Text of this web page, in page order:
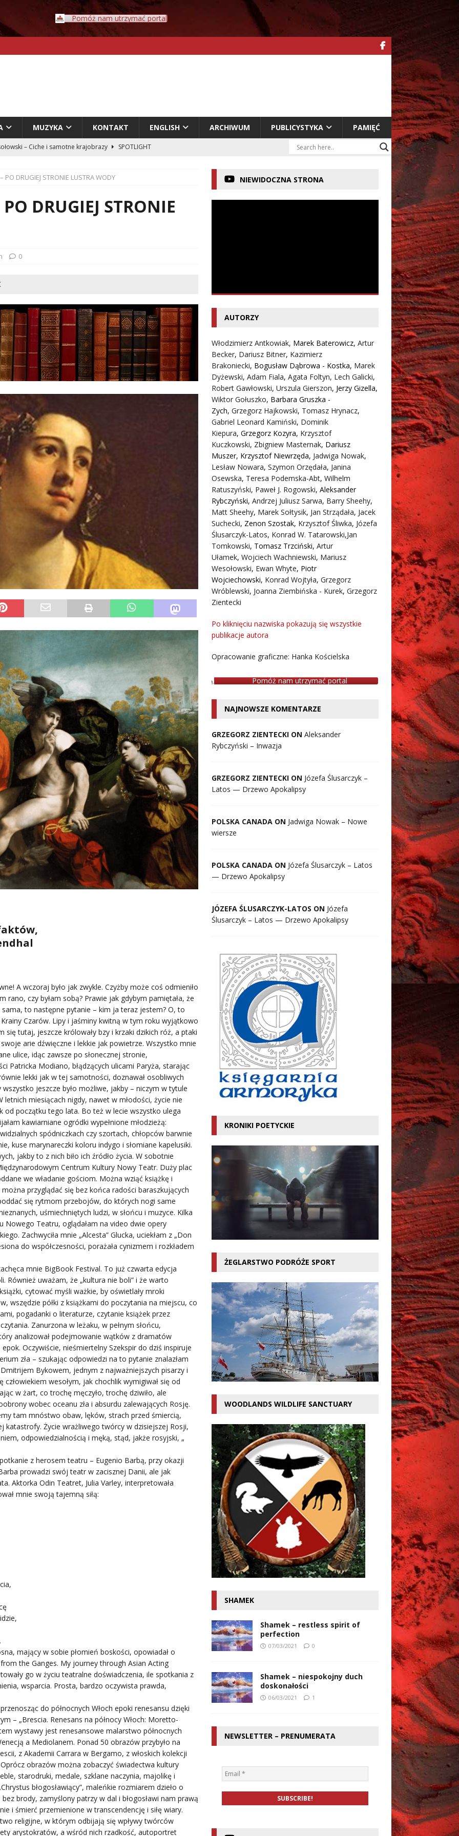
Pomóż nam utrzymać portal
MUZYKA KONTAKT ENGLISH ARCHIWUM PUBLICYSTYKA PAMIĘĆ
– Ciche i samotne krajobrazy
SPOTLIGHT
– Przyklejeni odklejeni.
LITERATURA
– Człowiek w świecie rozpadających się znaczeń
DRUGIEJ STRONIE LUSTRA WODY
DRUGIEJ STRONIE
0
A wczoraj było jak zwykle. Czyżby może coś odmieniło
rano, czy byłam sobą? Prawie jak gdybym pamiętała, że
to następne pytanie – kim ja teraz jestem? O, to
Czarów. Lipy i jaśminy kwitną w tym roku wyjątkowo
się tutaj, jeszcze królowały bzy i krzaki dzikich róż, a ptaki
arie dźwięczne i lekkie jak powietrze. Wszystko mnie
ulice, idąc zawsze po słonecznej stronie,
Patricka Modiano, błądzących ulicami Paryża, starając
lekki jak w tej samotności, doznawał osobliwych
jeszcze było możliwe, jakby – niczym w tytule
miesiącach nigdy, nawet w młodości, życie nie
od początku tego lata. Bo też w lecie wszystko ulega
kawiarniane ogródki wypełnione młodzieżą:
spódniczkach czy szortach, chłopców barwnie
kuse marynareczki koloru indygo i słomiane kapelusiki.
jakby to z nich biło ich źródło życia. W sobotnie
Centrum Kultury Nowy Teatr. Duży plac
we władanie gościom. Można wziąć książkę i
przyglądać się bez końca radości baraszkujących
się rytmom przebojów, do których nogi same
uśmiechniętych ludzi, w słońcu i muzyce. Kilka
Nowego Teatru, oglądałam na video dwie opery
Zachwyciła mnie „Alcesta” Glucka, uciekłam z „Don
do współczesności, porażała cynizmem i rozkładem
mnie BigBook Festival. To już czwarta edycja
Również uważam, że „kultura nie boli” i że warto
cytować myśli ważkie, by oświetlały mroki
wszędzie półki z książkami do poczytania na miejscu, co
pogadanki o literaturze, czytanie książek przez
Zanurzona w leżaku, w pełnym słońcu,
analizował podejmowanie wątków z dramatów
Oczywiście, nieśmiertelny Szekspir do dziś inspiruje
zła – szukając odpowiedzi na to pytanie znalazłam
Bykowem, jednym z najważniejszych pisarzy i
wesołym, jak chochlik wymigiwał się od
w żart, co trochę męczyło, trochę dziwiło, ale
wobec oceanu zła i absurdu zalewających Rosję.
tam mnóstwo obaw, lęków, strach przed śmiercią,
katastrofy. Życie wrażliwego twórcy w dzisiejszej Rosji,
odpowiedzialnością i męką, stąd, jakże rosyjski, „
z herosem teatru – Eugenio Barbą, przy okazji
prowadzi swój teatr w zacisznej Danii, ale jak
Aktorka Odin Teatret, Julia Varley, interpretowała
mnie swoją tajemną siłą:
mający w sobie płomień boskości, opowiadał o
the Ganges. My journey through Asian Acting
go w życiu teatralne doświadczenia, ile spotkania z
wsparcia. Prosta, bardzo oczywista prawda,
do północnych Włoch epoki renesansu dzięki
– „Brescia. Renesans na północy Włoch: Moretto-
wystawy jest renesansowe malarstwo północnych
a Mediolanem. Ponad 50 obrazów przybyło na
z Akademii Carrara w Bergamo, z włoskich kolekcji
obrazów można zobaczyć świadectwa kultury
starodruki, medale, szklane naczynia, majolikę i
błogosławiący”, maleńkie rozmiarem dzieło o
brody, zamyślony patrzy w dal i błogosławi nam prawą
i śmierć przemienione w transcendencję i siłę wiary.
religijne, w którym odbijają się wpływy twórców
arystokratów, a wśród nich rzadkość, autoportret
NIEWIDOCZNA STRONA
AUTORZY
Włodzimierz Antkowiak, Marek Baterowicz, Artur
Becker, Dariusz Bitner, Kazimierz
Brakoniecki, Bogusław Dąbrowa - Kostka, Marek
Dyżewski, Adam Fiala, Agata Foltyn, Lech Galicki,
Robert Gawłowski, Urszula Gierszon, Jerzy Gizella,
Wiktor Gołuszko, Barbara Gruszka -
Zych, Grzegorz Hajkowski, Tomasz Hrynacz,
Gabriel Leonard Kamiński, Dominik
Kiepura, Grzegorz Kozyra, Krzysztof
Kuczkowski, Zbigniew Masternak, Dariusz
Muszer, Krzysztof Niewrzęda, Jadwiga Nowak,
Lesław Nowara, Szymon Orzędała, Janina
Osewska, Teresa Podemska-Abt, Wilhelm
Ratuszyński, Paweł J. Rogowski, Aleksander
Rybczyński, Andrzej Juliusz Sarwa, Barry Sheehy,
Matt Sheehy, Marek Sołtysik, Jan Strządała, Jacek
Suchecki, Zenon Szostak, Krzysztof Śliwka, Józefa
Ślusarczyk-Latos, Konrad W. Tatarowski,Jan
Tomkowski, Tomasz Trzciński, Artur
Ułamek, Wojciech Wachniewski, Mariusz
Wesołowski, Ewan Whyte, Piotr
Wojciechowski, Konrad Wojtyła, Grzegorz
Wróblewski, Joanna Ziembińska - Kurek, Grzegorz
Zientecki
Po kliknięciu nazwiska pokazują się wszystkie
publikacje autora
Opracowanie graficzne: Hanka Kościelska
Pomóż nam utrzymać portal
NAJNOWSZE KOMENTARZE
GRZEGORZ ZIENTECKI ON Aleksander
Rybczyński – Inwazja
GRZEGORZ ZIENTECKI ON Józefa Ślusarczyk –
Latos — Drzewo Apokalipsy
POLSKA CANADA ON Jadwiga Nowak – Nowe
wiersze
POLSKA CANADA ON Józefa Ślusarczyk – Latos
— Drzewo Apokalipsy
JÓZEFA ŚLUSARCZYK-LATOS ON Józefa
Ślusarczyk – Latos — Drzewo Apokalipsy
KRONIKI POETYCKIE
ŻEGLARSTWO PODRÓŻE SPORT
WOODLANDS WILDLIFE SANCTUARY
SHAMEK
Shamek – restless spirit of
perfection
07/03/2021 0
Shamek – niespokojny duch
doskonałości
06/03/2021 1
NEWSLETTER – PRENUMERATA